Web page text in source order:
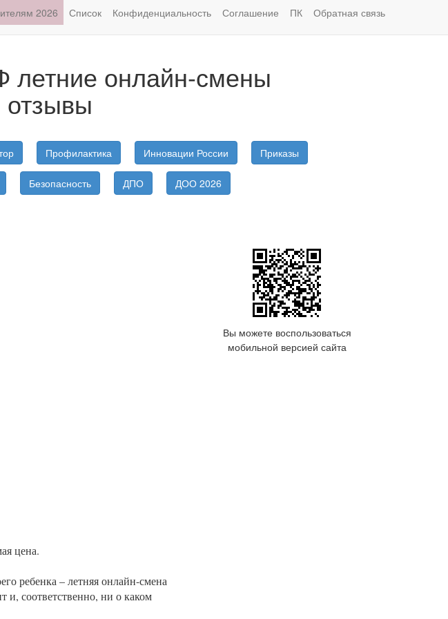
2026 Список Конфиденциальность Соглашение ПК Обратная связь
летние онлайн-смены
отзывы
Профилактика Инновации России Приказы
Безопасность ДПО ДОО 2026
цена.
ребенка – летняя онлайн-смена
соответственно, ни о каком
Вы можете воспользоваться
мобильной версией сайта